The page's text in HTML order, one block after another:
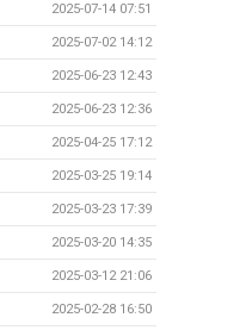
2025-07-14 07:51
2025-07-02 14:12
2025-06-23 12:43
2025-06-23 12:36
2025-04-25 17:12
2025-03-25 19:14
2025-03-23 17:39
2025-03-20 14:35
2025-03-12 21:06
2025-02-28 16:50